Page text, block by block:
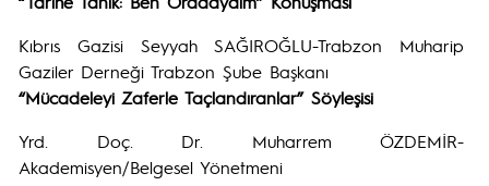
Kıbrıs Gazisi Seyyah SAĞIROĞLU-Trabzon Muharip
Gaziler Derneği Trabzon Şube Başkanı
“Mücadeleyi Zaferle Taçlandıranlar” Söyleşisi
Yrd. Doç. Dr. Muharrem ÖZDEMİR-
Akademisyen/Belgesel Yönetmeni